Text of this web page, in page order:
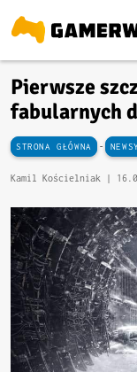
Pierwsze
fabularnych
STRONA GŁÓWNA - NEWSY
Kamil Kościelniak |